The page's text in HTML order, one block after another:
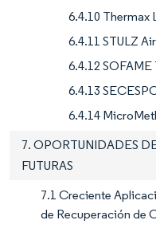
6.4.10 Thermax
6.4.11 STULZ
6.4.12
6.4.13
6.4.14
7. OPORTUNIDADES
FUTURAS
7.1 Creciente
de Recuperación de